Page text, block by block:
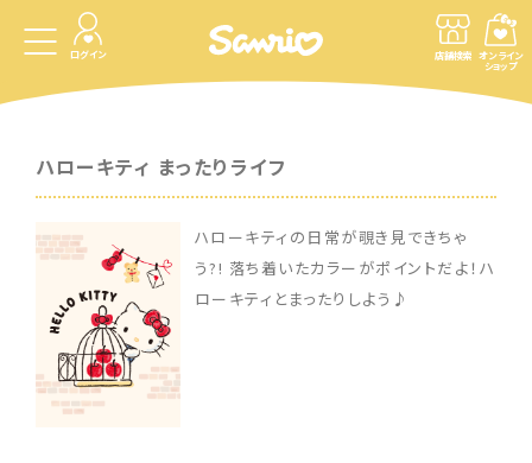
ログイン 店舗検索 オンライン
ショップ
ハローキティ まったりライフ
ハローキティの日常が覗き見できちゃ
う?! 落ち着いたカラーがポイントだよ！ハ
ローキティとまったりしよう♪